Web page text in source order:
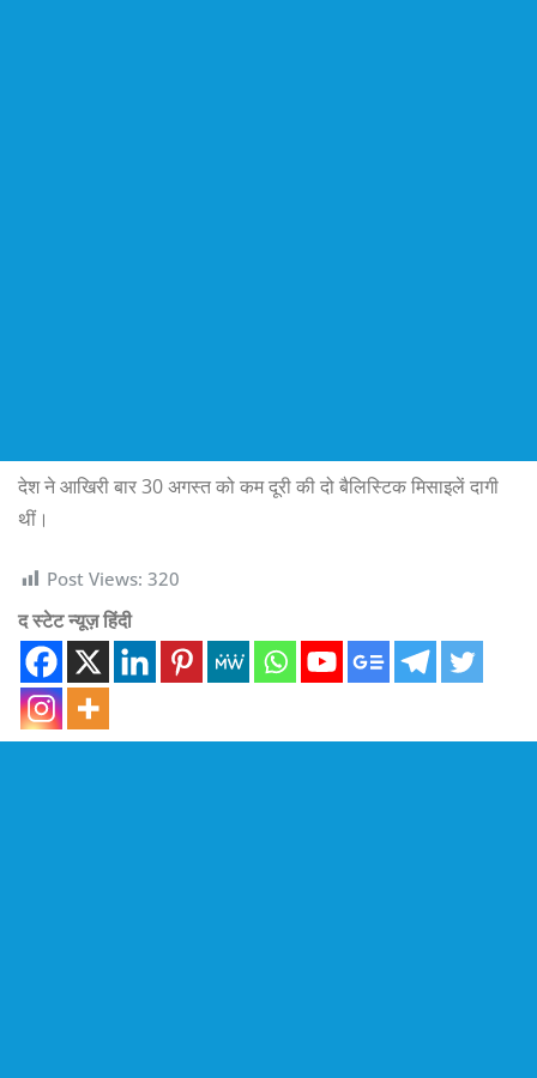
देश ने आखिरी बार 30 अगस्त को कम दूरी की दो बैलिस्टिक मिसाइलें दागी
थीं।
Post Views: 320
द स्टेट न्यूज़ हिंदी